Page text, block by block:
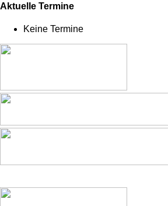
Aktuelle Termine
Keine Termine